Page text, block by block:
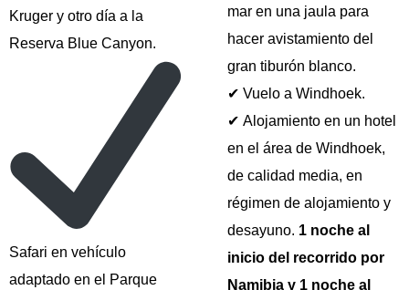
Kruger y otro día a la
Reserva Blue Canyon.
Safari en vehículo
adaptado en el Parque
mar en una jaula para
hacer avistamiento del
gran tiburón blanco.
✔ Vuelo a Windhoek.
✔ Alojamiento en un hotel
en el área de Windhoek,
de calidad media, en
régimen de alojamiento y
desayuno. 1 noche al
inicio del recorrido por
Namibia y 1 noche al